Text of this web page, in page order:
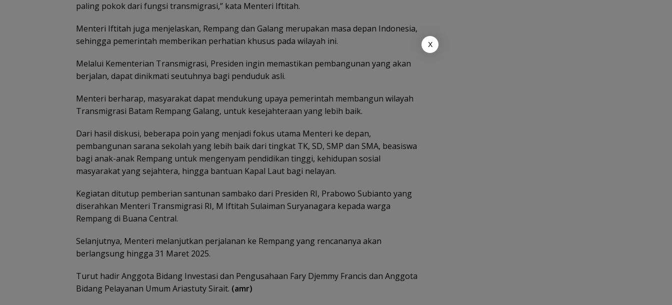
paling pokok dari fungsi transmigrasi,” kata Menteri Iftitah.
Menteri Iftitah juga menjelaskan, Rempang dan Galang merupakan masa depan Indonesia,
sehingga pemerintah memberikan perhatian khusus pada wilayah ini.
Melalui Kementerian Transmigrasi, Presiden ingin memastikan pembangunan yang akan
berjalan, dapat dinikmati seutuhnya bagi penduduk asli.
Menteri berharap, masyarakat dapat mendukung upaya pemerintah membangun wilayah
Transmigrasi Batam Rempang Galang, untuk kesejahteraan yang lebih baik.
Dari hasil diskusi, beberapa poin yang menjadi fokus utama Menteri ke depan,
pembangunan sarana sekolah yang lebih baik dari tingkat TK, SD, SMP dan SMA, beasiswa
bagi anak-anak Rempang untuk mengenyam pendidikan tinggi, kehidupan sosial
masyarakat yang sejahtera, hingga bantuan Kapal Laut bagi nelayan.
Kegiatan ditutup pemberian santunan sambako dari Presiden RI, Prabowo Subianto yang
diserahkan Menteri Transmigrasi RI, M Iftitah Sulaiman Suryanagara kepada warga
Rempang di Buana Central.
Selanjutnya, Menteri melanjutkan perjalanan ke Rempang yang rencananya akan
berlangsung hingga 31 Maret 2025.
Turut hadir Anggota Bidang Investasi dan Pengusahaan Fary Djemmy Francis dan Anggota
Bidang Pelayanan Umum Ariastuty Sirait. (amr)
X